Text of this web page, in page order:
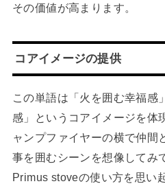
その価値が高まります。
コアイメージの提供
この単語は「火を囲む幸福感
感」というコアイメージを体
ャンプファイヤーの横で仲間
事を囲むシーンを想像してみ
Primus stoveの使い方を思い